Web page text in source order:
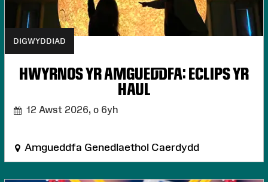
DIGWYDDIAD
HWYRNOS YR AMGUEDDFA: ECLIPS YR
HAUL
12 Awst 2026, o 6yh
Amgueddfa Genedlaethol Caerdydd